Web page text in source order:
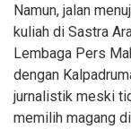
Namun, jalan
kuliah di Sastra
Lembaga Pers
dengan
jurnalistik meski
memilih magang